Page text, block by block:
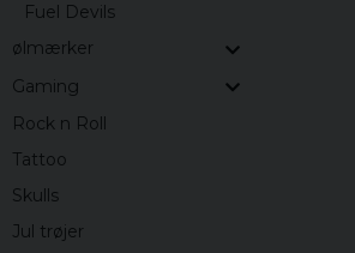
Fuel Devils
ølmærker
Gaming
Rock n Roll
Tattoo
Skulls
Jul trøjer